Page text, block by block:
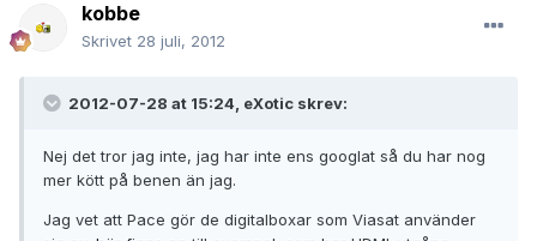
kobbe
Skrivet 28 juli, 2012
2012-07-28 at 15:24, eXotic skrev:
Nej det tror jag inte, jag har inte ens googlat så du har nog
mer kött på benen än jag.
Jag vet att Pace gör de digitalboxar som Viasat använder